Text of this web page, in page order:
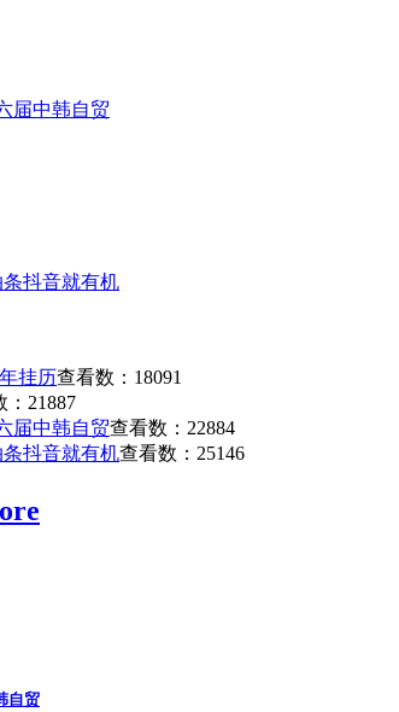
届中韩自贸
抖音就有机
挂历查看数：18091
：21887
届中韩自贸查看数：22884
抖音就有机查看数：25146
自贸